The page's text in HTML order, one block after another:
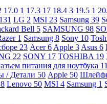
17.0 1 17.3 17 18.4 3 19.5 1
131 LG 2 MSI 23 Samsung 39
Bell 5 SAMSUNG 98
1 Samsung 8 Sony 10
23 Acer6 Apple 3 Asus 6
22 SONY 17 TOSHIBA 19
питания для ноутбука
/ Детали 50 Apple 50
Lenovo 50 MSI 4 Samsung 1